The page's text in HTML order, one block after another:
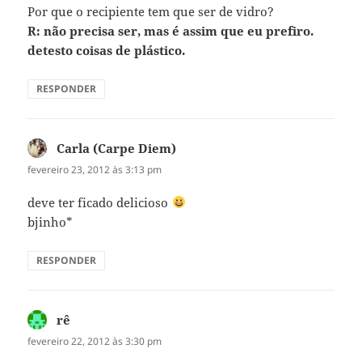
Por que o recipiente tem que ser de vidro?
R: não precisa ser, mas é assim que eu prefiro.
detesto coisas de plástico.
RESPONDER
Carla (Carpe Diem)
fevereiro 23, 2012 às 3:13 pm
deve ter ficado delicioso
bjinho*
RESPONDER
rê
fevereiro 22, 2012 às 3:30 pm